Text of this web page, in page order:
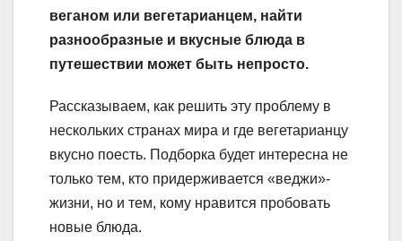
веганом или вегетарианцем, найти
разнообразные и вкусные блюда в
путешествии может быть непросто.
Рассказываем, как решить эту проблему в
нескольких странах мира и где вегетарианцу
вкусно поесть. Подборка будет интересна не
только тем, кто придерживается «веджи»-
жизни, но и тем, кому нравится пробовать
новые блюда.